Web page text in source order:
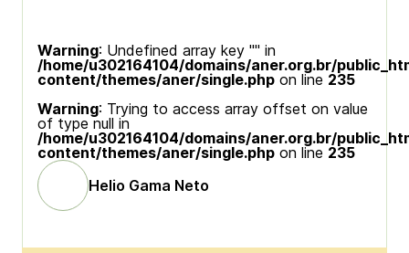
Warning: Undefined array key "" in
/home/u302164104/domains/aner.org.br/
content/themes/aner/single.php on line 235
Warning: Trying to access array offset on value
of type null in
/home/u302164104/domains/aner.org.br/
content/themes/aner/single.php on line 235
Helio Gama Neto